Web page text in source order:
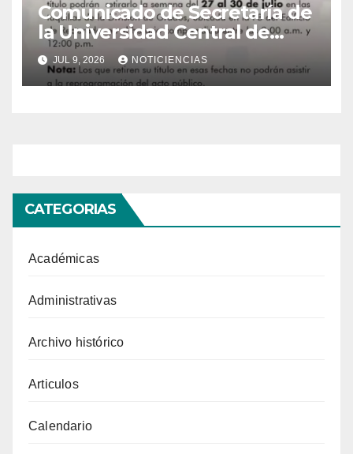
Comunicado de Secretaría de
la Universidad Central de
Venezuela
JUL 9, 2026 NOTICIENCIAS
CATEGORIAS
Académicas
Administrativas
Archivo histórico
Articulos
Calendario